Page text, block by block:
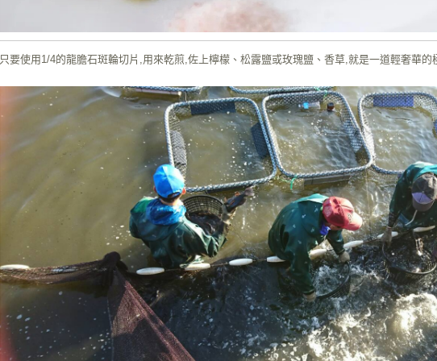
只要使用1/4的龍膽石斑輪切片,用來乾煎,佐上檸檬、松露鹽或玫瑰鹽、香草,就是一道輕奢華的